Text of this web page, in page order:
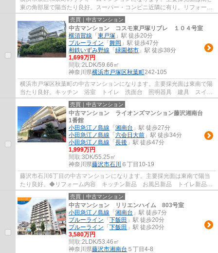
東の角部屋で陽当たり良好。スーパー・コンビニ近隣に有り。リフォーム
完了のため即入居可能。瀬谷さくら小学校...
売買｜中古マンション
中古マンション コスモ東戸塚リブレ １０４号室
横須賀線 「 東戸塚 」駅 徒歩20分
ブルーライン 「 舞岡 」駅 徒歩47分
相鉄いずみ野線 「 緑園都市 」駅 徒歩38分
1,699万円
間取:2LDK/59.66㎡
神奈川県横浜市戸塚区秋葉町242-105
横浜市戸塚区秋葉町の中古マンションになります。主要採光面は東南で陽
当たり良好。キッチン 浴室 トイレ 洗面台 照明器具 建具 スイッ
チコンセント 給湯器 分電盤 フローリ...
売買｜中古マンション
中古マンション ライオンズマンション藤沢湘南台
1番館
小田急江ノ島線 「 湘南台 」駅 徒歩27分
小田急江ノ島線 「 六会日大前 」駅 徒歩34分
小田急江ノ島線 「 長後 」駅 徒歩47分
1,999万円
間取:3DK/55.25㎡
神奈川県藤沢市石川 ６丁目10-19
藤沢市石川6丁目の中古マンションになります。主要採光面は東南で陽当
たり良好。◆リフォーム内容 キッチン新品 お風呂新品 トイレ新品
洗面台新品 クロス張替え フローリング張...
売買｜中古マンション
中古マンション リリエンハイム 803号室
小田急江ノ島線 「 湘南台 」駅 徒歩7分
ブルーライン 「 下飯田 」駅 徒歩20分
ブルーライン 「 下飯田 」駅 徒歩20分
3,580万円
間取:2LDK/53.46㎡
神奈川県藤沢市湘南台 ５丁目4-8